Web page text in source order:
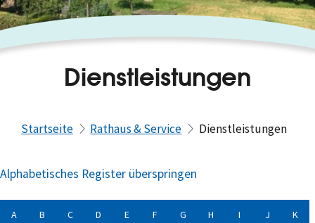
Dienstleistungen
Startseite Rathaus & Service Dienstleistungen
Alphabetisches Register überspringen
A B C D E F G H I J K